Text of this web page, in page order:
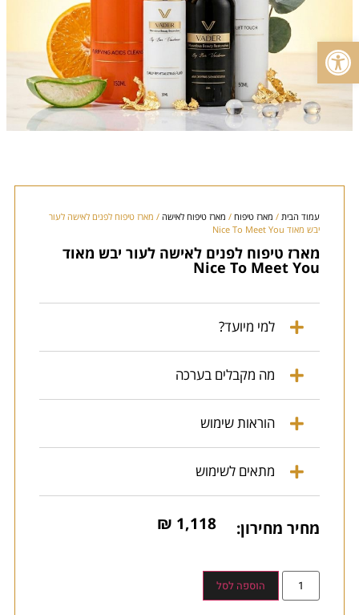
פתח סרגל נגישות
עמוד הבית / מארז טיפוח / מארז טיפוח לאישה / מארז טיפוח לפנים לאישה לעור
יבש מאוד Nice To Meet You
מארז טיפוח לפנים לאישה לעור יבש מאוד
Nice To Meet You
למי מיועד?
מה מקבלים בערכה
הוראות שימוש
מתאים לשימוש
מחיר מחירון: ₪ 1,118
הוספה לסל